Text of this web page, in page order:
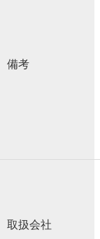
備考
取扱会社